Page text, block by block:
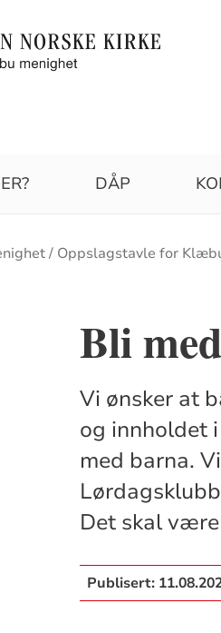
DÅP
Oppslagstavle for
Bli
Vi ønsker at
og innholdet
med barna.
Det skal
Publisert: